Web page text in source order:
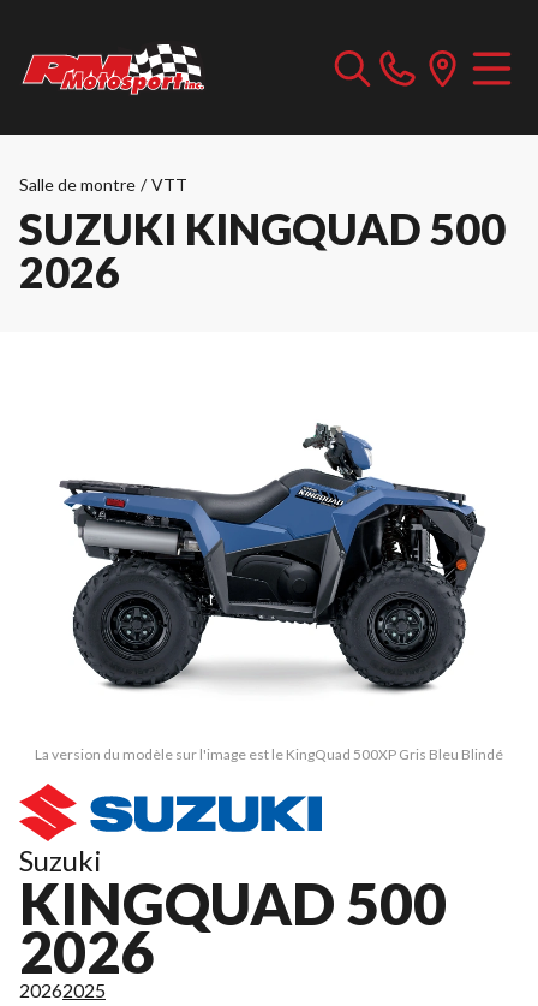
Salle de montre / VTT
SUZUKI KINGQUAD 500
2026
La version du modèle sur l'image est le KingQuad 500XP Gris Bleu Blindé
Suzuki
KINGQUAD 500
2026
20262025